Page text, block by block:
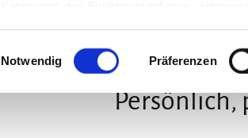
Ihre Einwilligung jederzeit widerrufen, ohne
Datenverarbeitung berührt wird.
Einwilligungsauswahl
Notwendig Präferenzen
Wir
Persönlich,